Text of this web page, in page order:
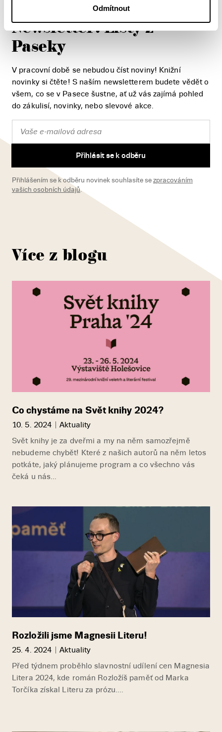
Odmítnout
Newsletter: Listy z
Paseky
V pracovní době se nebudou číst noviny! Knižní
novinky si čtěte! S naším newsletterem budete vědět o
všem, co se v Pasece šustne, ať už vás zajímá pohled
do zákulisí, novinky, nebo slevové akce.
Přihlásit se k odběru
Přihlášením se k odběru novinek souhlasíte se zpracováním
vašich osobních údajů.
Více z blogu
Co chystáme na Svět knihy 2024?
10. 5. 2024
Aktuality
Svět knihy je za dveřmi a my na něm samozřejmě
nebudeme chybět! Které z našich autorů na něm letos
potkáte, jaký plánujeme program a co všechno vás
čeká u nás...
Rozložili jsme Magnesii Literu!
25. 4. 2024
Aktuality
Před týdnem proběhlo slavnostní udílení cen Magnesia
Litera 2024, kde román Rozložíš paměť od Marka
Torčíka získal Literu za prózu....